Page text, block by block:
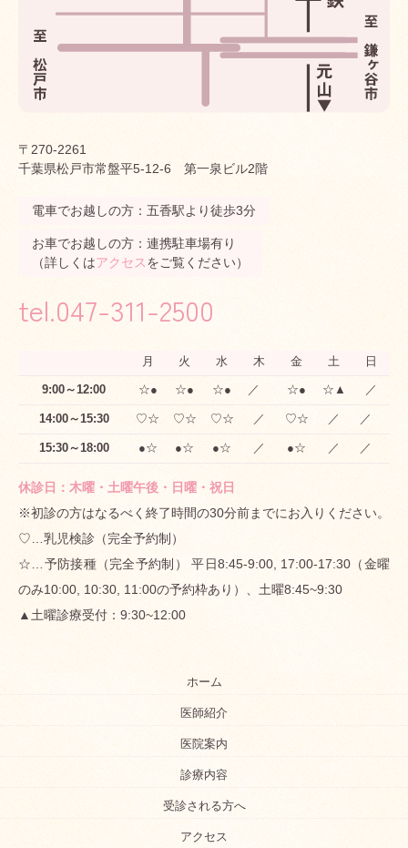
〒270-2261
千葉県松戸市常盤平5-12-6 第一泉ビル2階
電車でお越しの方：五香駅より徒歩3分
お車でお越しの方：連携駐車場有り
（詳しくはアクセス をご覧ください）
tel.047-311-2500
月 火 水 木 金 土 日
9:00～12:00 ☆● ☆● ☆● ／ ☆● ☆▲ ／
14:00～15:30 ♡☆ ♡☆ ♡☆ ／ ♡☆ ／ ／
15:30～18:00 ●☆ ●☆ ●☆ ／ ●☆ ／ ／
休診日：木曜・土曜午後・日曜・祝日
※初診の方はなるべく終了時間の30分前までにお入りください。
♡…乳児検診（完全予約制）
☆…予防接種（完全予約制） 平日8:45-9:00, 17:00-17:30（金曜
のみ10:00, 10:30, 11:00の予約枠あり）、土曜8:45~9:30
▲土曜診療受付：9:30~12:00
ホーム
医師紹介
医院案内
診療内容
受診される方へ
アクセス